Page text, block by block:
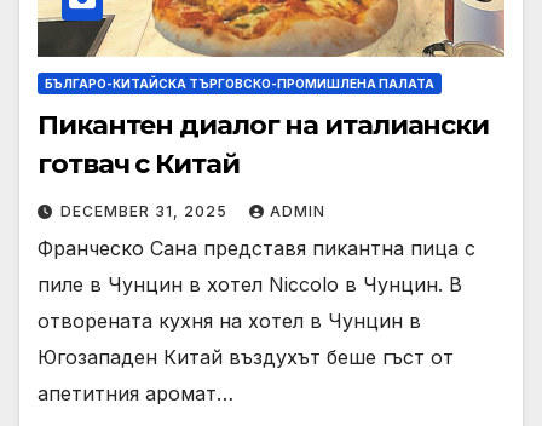
БЪЛГАРО-КИТАЙСКА ТЪРГОВСКО-ПРОМИШЛЕНА ПАЛАТА
Пикантен диалог на италиански
готвач с Китай
DECEMBER 31, 2025 ADMIN
Франческо Сана представя пикантна пица с
пиле в Чунцин в хотел Niccolo в Чунцин. В
отворената кухня на хотел в Чунцин в
Югозападен Китай въздухът беше гъст от
апетитния аромат…